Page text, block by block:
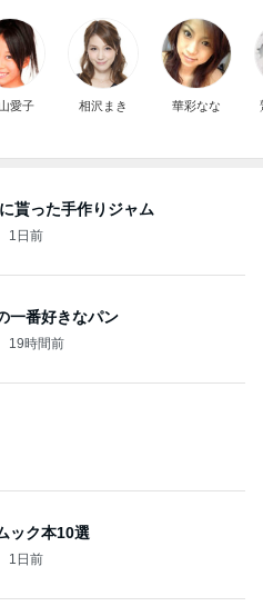
愛子 相沢まき 華彩なな
貰った手作りジャム
1日前
一番好きなパン
19時間前
に作ったお弁当
20時間前